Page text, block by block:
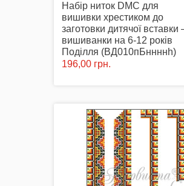
Набір ниток DMC для
вишивки хрестиком до
заготовки дитячої вставки
вишиванки на 6-12 років
Поділля (ВД010пБннннh)
196,00 грн.